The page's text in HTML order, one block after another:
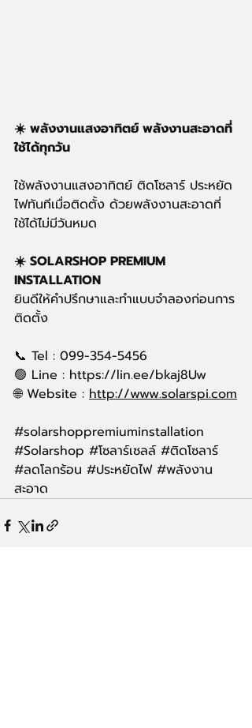
☀️ พลังงานแสงอาทิตย์ พลังงานสะอาดที่
ใช้ได้ทุกวัน
ใช้พลังงานแสงอาทิตย์ ติดโซลาร์ ประหยัด
ไฟทันทีเมื่อติดตั้ง ด้วยพลังงานสะอาดที่
ใช้ได้ไม่มีวันหมด
☀️ SOLARSHOP PREMIUM
INSTALLATION
ยินดีให้คำปรึกษาและทำแบบจำลองก่อนการ
ติดตั้ง
📞 Tel : 099-354-5456
🟢 Line : https://lin.ee/bkaj8Uw
🌐 Website : http://www.solarspi.com
#solarshoppremiuminstallation
#Solarshop #โซลาร์เซลล์ #ติดโซลาร์
#ลดโลกร้อน #ประหยัดไฟ #พลังงาน
สะอาด